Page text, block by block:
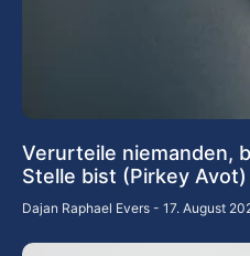
Verurteile niemanden,
Stelle bist (Pirkey
Dajan Raphael Evers 17. August